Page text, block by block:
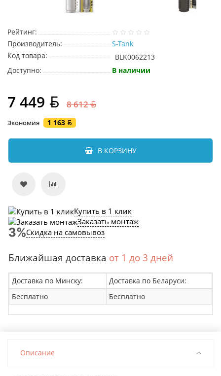
Рейтинг:
Производитель:
S-Tank
Код товара:
BLK0062213
Доступно:
В наличии
7 449 8 612
Экономия 1 163
В КОРЗИНУ
Купить в 1 клик
Заказать монтаж
Скидка на самовывоз
Ближайшая доставка от 1 до 3 дней
Доставка по Минску:
Доставка по Беларуси:
Бесплатно
Бесплатно
Описание